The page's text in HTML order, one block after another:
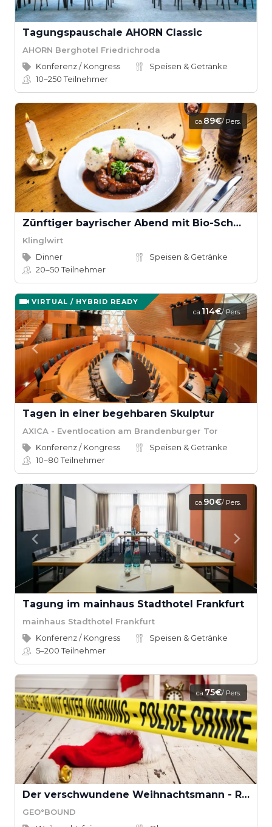
Tagungspauschale AHORN Classic
AHORN Berghotel Friedrichroda
Konferenz / Kongress
Speisen & Getränke
10–250Teilnehmer
ca.89€/ Pers.
Zünftiger bayrischer Abend mit Bio-Schmankerl im Family Style
Klinglwirt
Dinner
Speisen & Getränke
20–50Teilnehmer
VIRTUAL / HYBRID READY
ca.114€/ Pers.
Tagen in einer begehbaren Skulptur
AXICA - Eventlocation am Brandenburger Tor
Konferenz / Kongress
Speisen & Getränke
10–80Teilnehmer
ca.90€/ Pers.
Tagung im mainhaus Stadthotel Frankfurt
mainhaus Stadthotel Frankfurt
Konferenz / Kongress
Speisen & Getränke
5–200Teilnehmer
ca.75€/ Pers.
Der verschwundene Weihnachtsmann - Rettet Weihnachten! (Teamevent)
GEO°BOUND